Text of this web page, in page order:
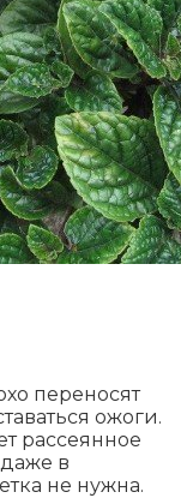
переносят
ожоги.
рассеянное
в
не нужна.